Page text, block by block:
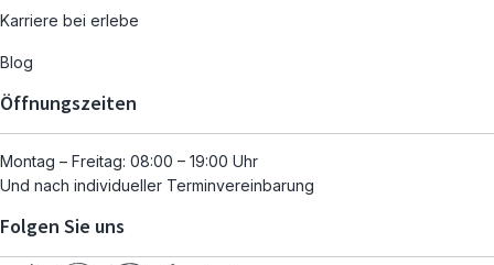
Karriere bei erlebe
Blog
Öffnungszeiten
Montag – Freitag: 08:00 – 19:00 Uhr
Und nach individueller Terminvereinbarung
Folgen Sie uns